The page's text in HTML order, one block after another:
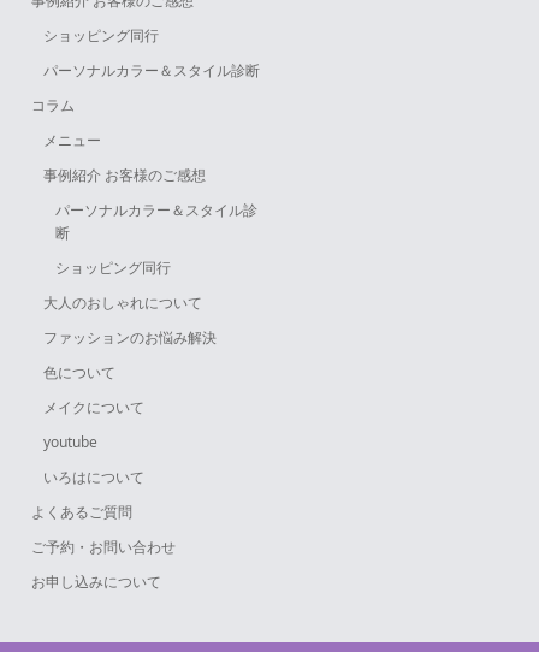
ショッピング同行
パーソナルカラー＆スタイル診断
コラム
メニュー
事例紹介 お客様のご感想
パーソナルカラー＆スタイル診
断
ショッピング同行
大人のおしゃれについて
ファッションのお悩み解決
色について
メイクについて
youtube
いろはについて
よくあるご質問
ご予約・お問い合わせ
お申し込みについて